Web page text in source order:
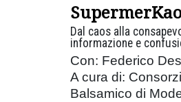
Dal caos alla
informazione e
Con: Federico
A cura di:
Balsamico di